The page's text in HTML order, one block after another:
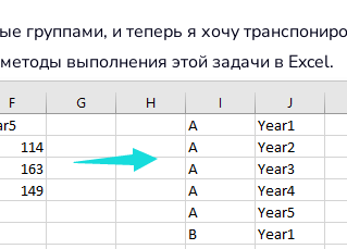
группами, и теперь я хочу
выполнения этой задачи в Excel.